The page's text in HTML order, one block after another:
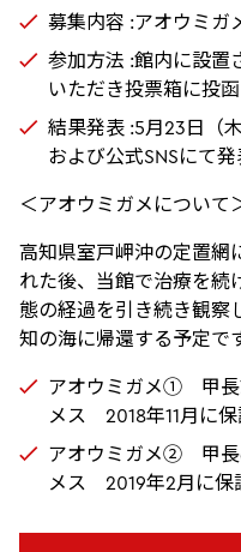
募集内容 :アオウミガ
参加方法 :館内に設置
いただき投票箱に投函
結果発表 :5月23日（
および公式SNSにて発
＜アオウミガメについて
高知県室戸岬沖の定置網
れた後、当館で治療を続
態の経過を引き続き観察
知の海に帰還する予定です
アオウミガメ① 甲
メス 2018年11月に
アオウミガメ② 甲
メス 2019年2月に保